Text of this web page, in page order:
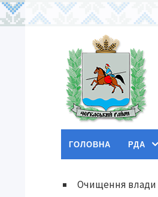
ГОЛОВНА РДА
Очищення влади